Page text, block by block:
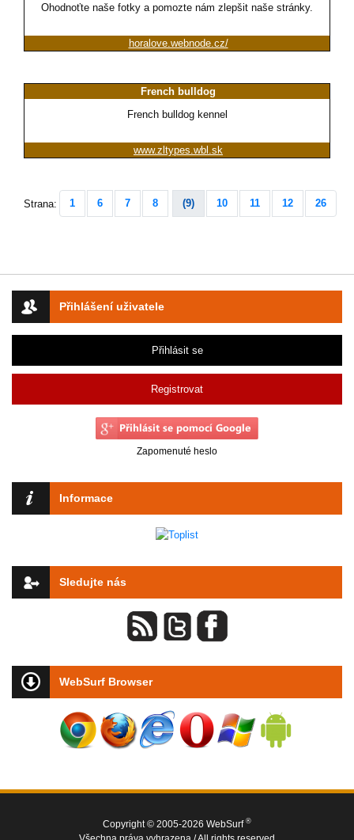
Přihlášení uživatele
Přihlásit se
Registrovat
Zapomenuté heslo
Informace
Sledujte nás
WebSurf Browser
Ohodnoťte naše fotky a pomozte nám zlepšit naše stránky.
horalove.webnode.cz/
French bulldog
French bulldog kennel
www.zltypes.wbl.sk
Strana: 1 6 7 8 (9) 10 11 12 26
Copyright © 2005-2026 WebSurf ®